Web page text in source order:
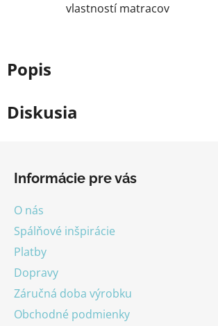
vlastností matracov
Popis
Diskusia
Informácie pre vás
O nás
Spálňové inšpirácie
Platby
Dopravy
Záručná doba výrobku
Obchodné podmienky